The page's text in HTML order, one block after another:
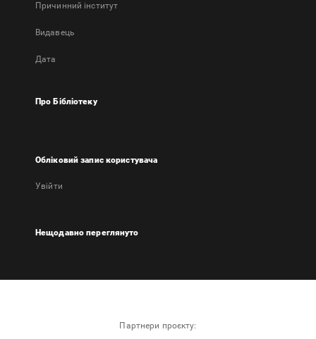
Причинний інститут
Видавець
Дата
Про Бібліотеку
Обліковий запис користувача
Увійти
Нещодавно переглянуто
Партнери проєкту: